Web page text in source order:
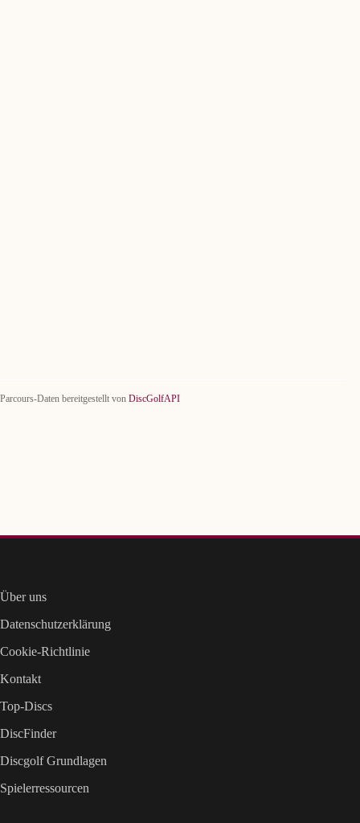
Parcours-Daten bereitgestellt von DiscGolfAPI
Über uns
Datenschutzerklärung
Cookie-Richtlinie
Kontakt
Top-Discs
DiscFinder
Discgolf Grundlagen
Spielerressourcen